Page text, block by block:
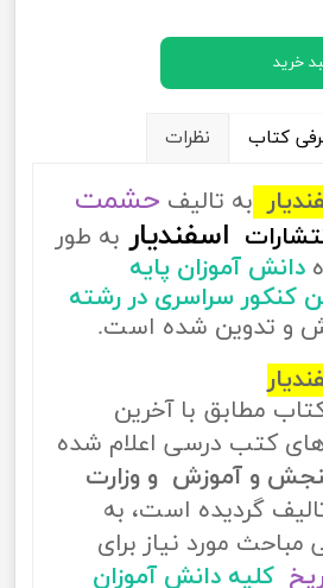
خرید
کتاب نظرات
به تالیف حشمت
اسفندیار به طور
دانش آموزان پایه
کنکور سراسری در رشته
و تدوین شده است.
مطابق با آخرین
کتب درسی اعلام شده
و آموزش و وزارت
گردیده است، به
مورد نیاز برای
کلیه دانش آموزان